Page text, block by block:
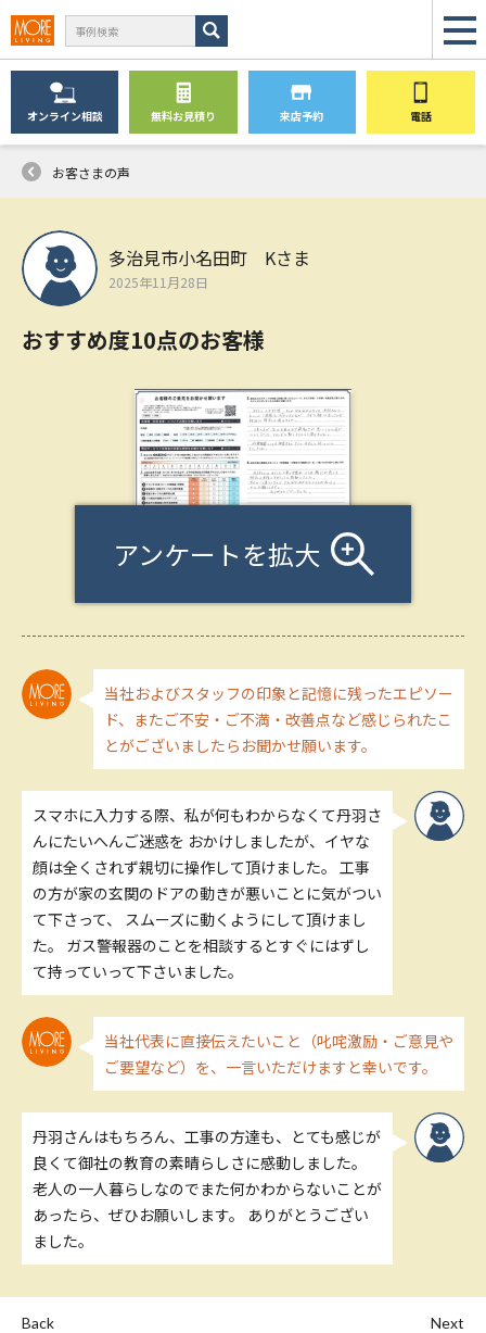
オンライン相談 無料お見積り 来店予約 電話
お客さまの声
多治見市小名田町 Kさま
2025年11月28日
おすすめ度10点のお客様
アンケートを拡大
当社およびスタッフの印象と記憶に残ったエピソー
ド、またご不安・ご不満・改善点など感じられたこ
とがございましたらお聞かせ願います。
スマホに入力する際、私が何もわからなくて丹羽さ
んにたいへんご迷惑を おかけしましたが、イヤな
顔は全くされず親切に操作して頂けました。 工事
の方が家の玄関のドアの動きが悪いことに気がつい
て下さって、 スムーズに動くようにして頂けまし
た。 ガス警報器のことを相談するとすぐにはずし
て持っていって下さいました。
当社代表に直接伝えたいこと（叱咤激励・ご意見や
ご要望など）を、一言いただけますと幸いです。
丹羽さんはもちろん、工事の方達も、とても感じが
良くて御社の教育の素晴らしさに感動しました。
老人の一人暮らしなのでまた何かわからないことが
あったら、ぜひお願いします。 ありがとうござい
ました。
Back
Next